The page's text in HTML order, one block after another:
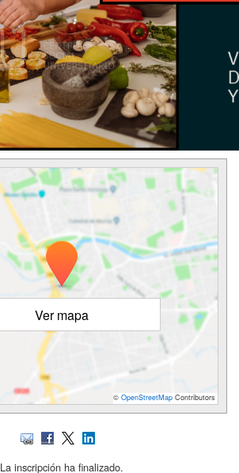
Ver mapa
© OpenStreetMap Contributors
La inscripción ha finalizado.